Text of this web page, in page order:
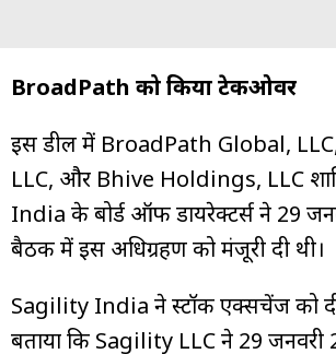
BroadPath को किया टेकओवर
इस डील में BroadPath Global,
LLC, और Bhive Holdings, LLC
India के बोर्ड ऑफ डायरेक्टर्स ने 29
बैठक में इस अधिग्रहण को मंजूरी दी थी।
Sagility India ने स्टॉक एक्सचेंज को
बताया कि Sagility LLC ने 29 जनवरी